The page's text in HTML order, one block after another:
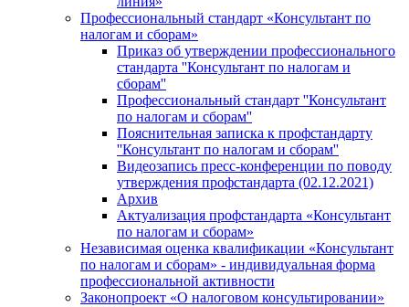
Профессиональный стандарт «Консультант по
налогам и сборам»
Приказ об утверждении профессионального
стандарта ''Консультант по налогам и
сборам''
Профессиональный стандарт ''Консультант
по налогам и сборам''
Пояснительная записка к профстандарту
''Консультант по налогам и сборам''
Видеозапись пресс-конференции по поводу
утверждения профстандарта (02.12.2021)
Архив
Актуализация профстандарта «Консультант
по налогам и сборам»
Независимая оценка квалификации «Консультант
по налогам и сборам» - индивидуальная форма
профессиональной активности
Законопроект «О налоговом консультировании»